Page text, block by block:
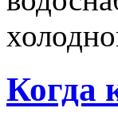
Когда